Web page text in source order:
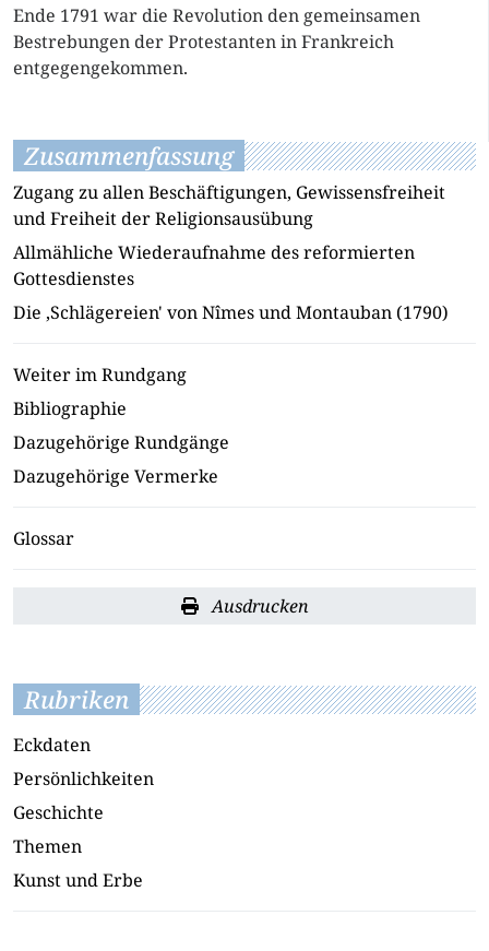
Ende 1791 war die Revolution den gemeinsamen
Bestrebungen der Protestanten in Frankreich
entgegengekommen.
Zusammenfassung
Zugang zu allen Beschäftigungen, Gewissensfreiheit
und Freiheit der Religionsausübung
Allmähliche Wiederaufnahme des reformierten
Gottesdienstes
Die ‚Schlägereien' von Nîmes und Montauban (1790)
Weiter im Rundgang
Bibliographie
Dazugehörige Rundgänge
Dazugehörige Vermerke
Glossar
Ausdrucken
Rubriken
Eckdaten
Persönlichkeiten
Geschichte
Themen
Kunst und Erbe